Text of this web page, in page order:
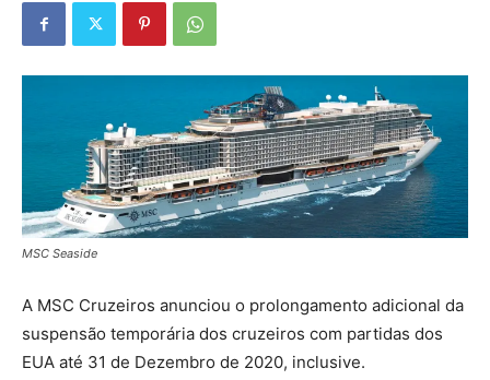
MSC Seaside
A MSC Cruzeiros anunciou o prolongamento adicional da
suspensão temporária dos cruzeiros com partidas dos
EUA até 31 de Dezembro de 2020, inclusive.